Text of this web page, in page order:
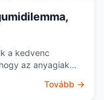
a kedvenc
az anyagiak
Tovább →